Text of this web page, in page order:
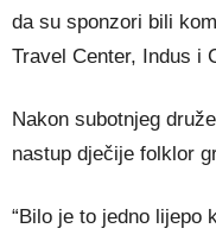
da su sponzori bili
Travel Center, Indus i
Nakon subotnjeg
nastup dječije folklor
“Bilo je to jedno lijepo